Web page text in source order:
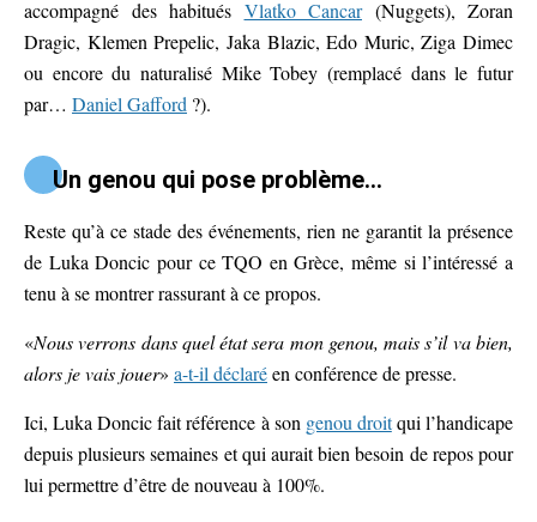
accompagné des habitués Vlatko Cancar(Nuggets), Zoran
Dragic, Klemen Prepelic, Jaka Blazic, Edo Muric, Ziga Dimec
ou encore du naturalisé Mike Tobey (remplacé dans le futur
par… Daniel Gafford ?).
Un genou qui pose problème…
Reste qu’à ce stade des événements, rien ne garantit la présence
de Luka Doncic pour ce TQO en Grèce, même si l’intéressé a
tenu à se montrer rassurant à ce propos.
«Nous verrons dans quel état sera mon genou, mais s’il va bien,
alors je vais jouer» a-t-il déclaréen conférence de presse.
Ici, Luka Doncic fait référence à son genou droitqui l’handicape
depuis plusieurs semaines et qui aurait bien besoin de repos pour
lui permettre d’être de nouveau à 100%.